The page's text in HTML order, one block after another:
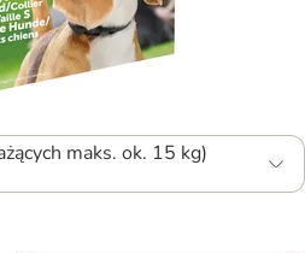
maks. ok. 15 kg)